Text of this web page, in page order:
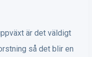
är det väldigt
så det blir en